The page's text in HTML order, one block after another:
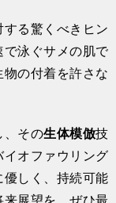
る驚くべきヒン
で泳ぐサメの肌で
の付着を許さな
、その生体模倣技
イオファウリング
しく、持続可能